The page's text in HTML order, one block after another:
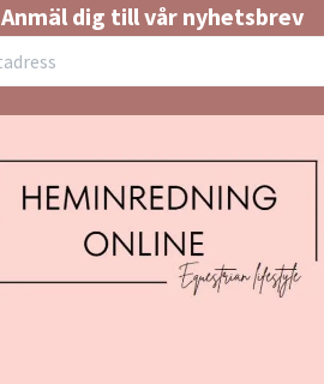
Anmäl dig till vår nyhetsbrev